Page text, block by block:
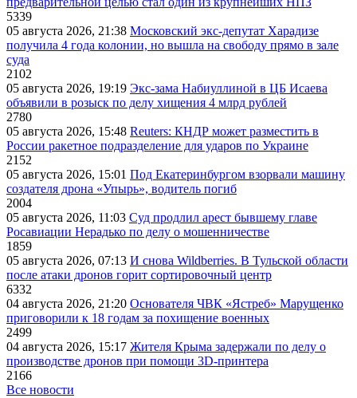
5339
05 августа 2026, 21:38 Московский экс-депутат Харадизе
получила 4 года колонии, но вышла на свободу прямо в зале
суда
2102
05 августа 2026, 19:19 Экс-зама Набиуллиной в ЦБ Исаева
объявили в розыск по делу хищения 4 млрд рублей
2780
05 августа 2026, 15:48 Reuters: КНДР может разместить в
России ракетное подразделение для ударов по Украине
2152
05 августа 2026, 15:01 Под Екатеринбургом взорвали машину
создателя дрона «Упырь», водитель погиб
2004
05 августа 2026, 11:03 Суд продлил арест бывшему главе
Росавиации Нерадько по делу о мошенничестве
1859
05 августа 2026, 07:13 И снова Wildberries. В Тульской области
после атаки дронов горит сортировочный центр
6332
04 августа 2026, 21:20 Основателя ЧВК «Ястреб» Марущенко
приговорили к 18 годам за похищение военных
2499
04 августа 2026, 15:17 Жителя Крыма задержали по делу о
производстве дронов при помощи 3D‑принтера
2166
Все новости